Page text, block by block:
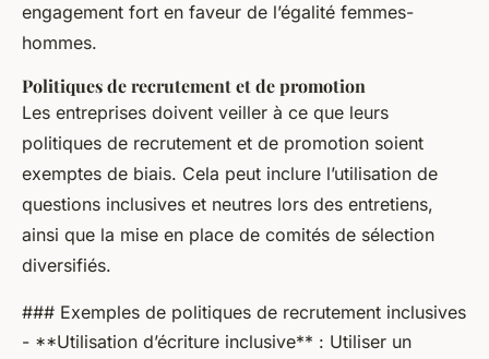
engagement fort en faveur de l’égalité femmes-
hommes.
Politiques de recrutement et de promotion
Les entreprises doivent veiller à ce que leurs
politiques de recrutement et de promotion soient
exemptes de biais. Cela peut inclure l’utilisation de
questions inclusives et neutres lors des entretiens,
ainsi que la mise en place de comités de sélection
diversifiés.
### Exemples de politiques de recrutement inclusives
- **Utilisation d’écriture inclusive** : Utiliser un